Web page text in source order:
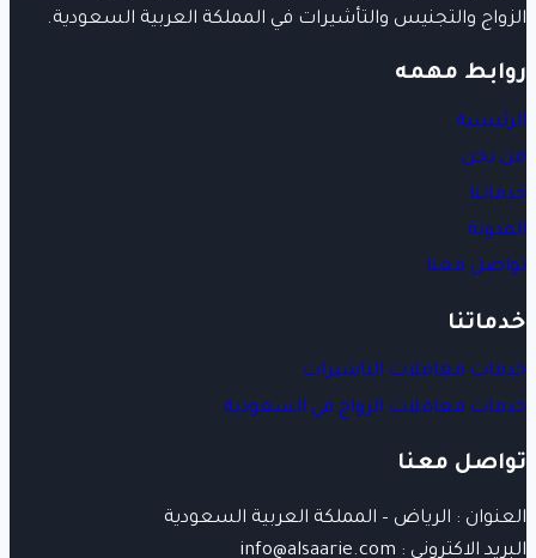
الزواج والتجنيس والتأشيرات في المملكة العربية السعودية.
روابط مهمه
الرئيسية
من نحن
خدماتنا
المدونة
تواصل معنا
خدماتنا
خدمات معاملات التاشيرات
خدمات معاملات الزواج في السعودية
تواصل معنا
العنوان : الرياض – المملكة العربية السعودية
البريد الاكتروني : info@alsaarie.com​